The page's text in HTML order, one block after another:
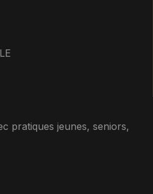
pratiques jeunes, seniors,